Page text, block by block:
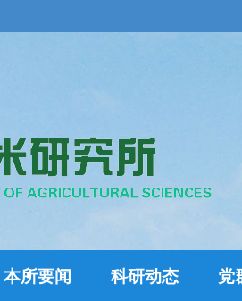
本所要闻 科研动态 党